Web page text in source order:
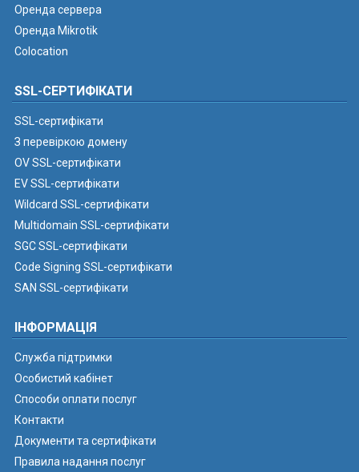
Оренда сервера
Оренда Mikrotik
Colocation
SSL-СЕРТИФІКАТИ
SSL-сертифікати
З перевіркою домену
OV SSL-сертифікати
EV SSL-сертифікати
Wildcard SSL-сертифікати
Multidomain SSL-сертифікати
SGC SSL-сертифікати
Code Signing SSL-сертифікати
SAN SSL-сертифікати
ІНФОРМАЦІЯ
Служба підтримки
Особистий кабінет
Способи оплати послуг
Контакти
Документи та сертифікати
Правила надання послуг